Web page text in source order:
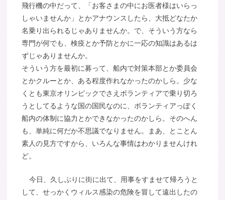
飛行機の中だって、「お客さまの中にお医者様はいらっ
しゃいませんか」とかアナウンスしたら、大抵どなたか
名乗り出られるじゃありませんか。で、そういう方なら
専門が何でも、検疫とか予防とかに一応の知識はあるは
ずじゃありませんか。
そういう方を最初に募って、船内で対策本部とか委員会
とかクルーとか、ある程度作れなかったのかしら。少な
くとも東京オリンピックでさえボランティアで乗り切ろ
うとしてるような国の国民なのに、ボランティアっぽく
船内の体制に協力とかできなかったのかしら。そのへん
も、単純に何だか不思議でなりません。まあ、とことん
素人の見方ですから、いろんな事情はわかりませんけれ
ど。
今日、久しぶりに街に出て、用事をすませて帰ろうと
して、せっかくウィルス感染の危険を冒して遠出したの